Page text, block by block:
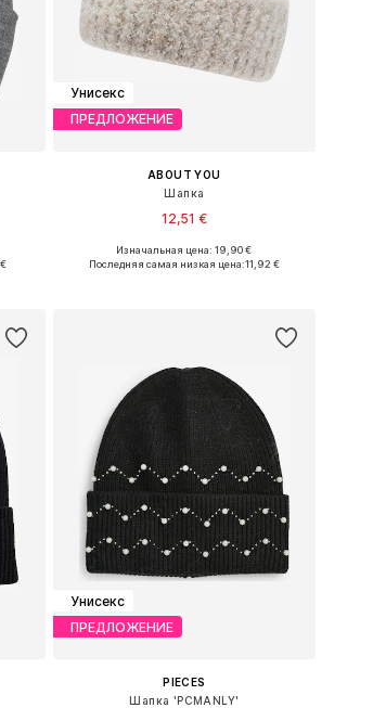
Унисекс
ПРЕДЛОЖЕНИЕ
ABOUT YOU
Шапка
12,51 €
Доступные размеры: 55-60
Изначальная цена: 19,90 €
Последняя самая низкая цена:11,92 €
Унисекс
ПРЕДЛОЖЕНИЕ
PIECES
Шапка 'PCMANLY'